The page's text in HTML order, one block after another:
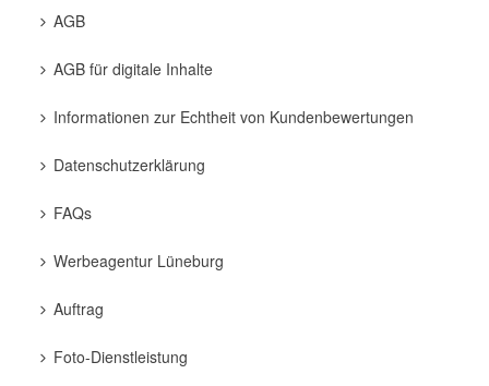
AGB
AGB für digitale Inhalte
Informationen zur Echtheit von Kundenbewertungen
Datenschutzerklärung
FAQs
Werbeagentur Lüneburg
Auftrag
Foto-Dienstleistung